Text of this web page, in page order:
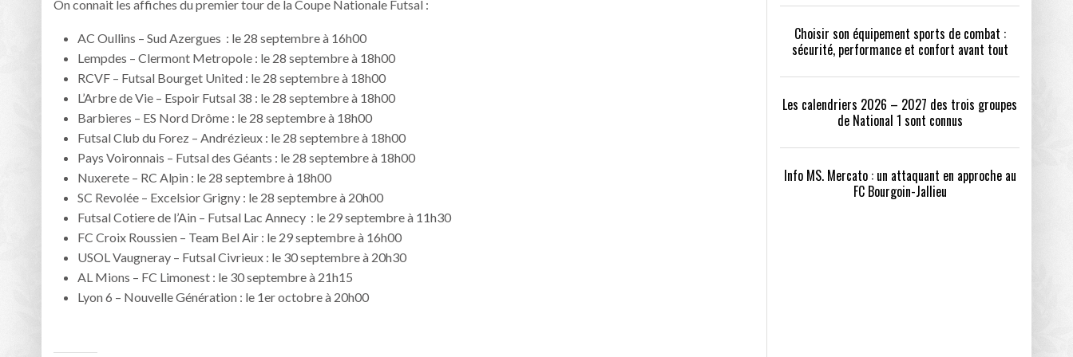
On connait les affiches du premier tour de la Coupe Nationale Futsal :
AC Oullins – Sud Azergues : le 28 septembre à 16h00
Lempdes – Clermont Metropole : le 28 septembre à 18h00
RCVF – Futsal Bourget United : le 28 septembre à 18h00
L’Arbre de Vie – Espoir Futsal 38 : le 28 septembre à 18h00
Barbieres – ES Nord Drôme : le 28 septembre à 18h00
Futsal Club du Forez – Andrézieux : le 28 septembre à 18h00
Pays Voironnais – Futsal des Géants : le 28 septembre à 18h00
Nuxerete – RC Alpin : le 28 septembre à 18h00
SC Revolée – Excelsior Grigny : le 28 septembre à 20h00
Futsal Cotiere de l’Ain – Futsal Lac Annecy : le 29 septembre à 11h30
FC Croix Roussien – Team Bel Air : le 29 septembre à 16h00
USOL Vaugneray – Futsal Civrieux : le 30 septembre à 20h30
AL Mions – FC Limonest : le 30 septembre à 21h15
Lyon 6 – Nouvelle Génération : le 1er octobre à 20h00
Choisir son équipement sports de combat :
sécurité, performance et confort avant tout
Les calendriers 2026 – 2027 des trois groupes
de National 1 sont connus
Info MS. Mercato : un attaquant en approche au
FC Bourgoin-Jallieu